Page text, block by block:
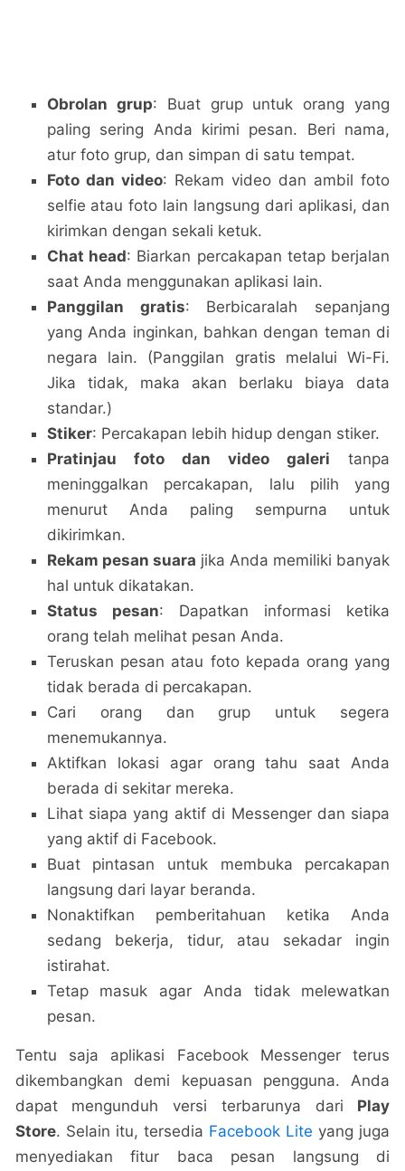
Obrolan grup: Buat grup untuk orang yang
paling sering Anda kirimi pesan. Beri nama,
atur foto grup, dan simpan di satu tempat.
Foto dan video: Rekam video dan ambil foto
selfie atau foto lain langsung dari aplikasi, dan
kirimkan dengan sekali ketuk.
Chat head: Biarkan percakapan tetap berjalan
saat Anda menggunakan aplikasi lain.
Panggilan gratis: Berbicaralah sepanjang
yang Anda inginkan, bahkan dengan teman di
negara lain. (Panggilan gratis melalui Wi-Fi.
Jika tidak, maka akan berlaku biaya data
standar.)
Stiker: Percakapan lebih hidup dengan stiker.
Pratinjau foto dan video galeri tanpa
meninggalkan percakapan, lalu pilih yang
menurut Anda paling sempurna untuk
dikirimkan.
Rekam pesan suara jika Anda memiliki banyak
hal untuk dikatakan.
Status pesan: Dapatkan informasi ketika
orang telah melihat pesan Anda.
Teruskan pesan atau foto kepada orang yang
tidak berada di percakapan.
Cari orang dan grup untuk segera
menemukannya.
Aktifkan lokasi agar orang tahu saat Anda
berada di sekitar mereka.
Lihat siapa yang aktif di Messenger dan siapa
yang aktif di Facebook.
Buat pintasan untuk membuka percakapan
langsung dari layar beranda.
Nonaktifkan pemberitahuan ketika Anda
sedang bekerja, tidur, atau sekadar ingin
istirahat.
Tetap masuk agar Anda tidak melewatkan
pesan.
Tentu saja aplikasi Facebook Messenger terus
dikembangkan demi kepuasan pengguna. Anda
dapat mengunduh versi terbarunya dari Play
Store. Selain itu, tersedia Facebook Lite yang juga
menyediakan fitur baca pesan langsung di